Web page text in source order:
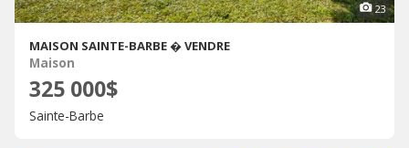
23
MAISON SAINTE-BARBE � VENDRE
Maison
325 000$
Sainte-Barbe